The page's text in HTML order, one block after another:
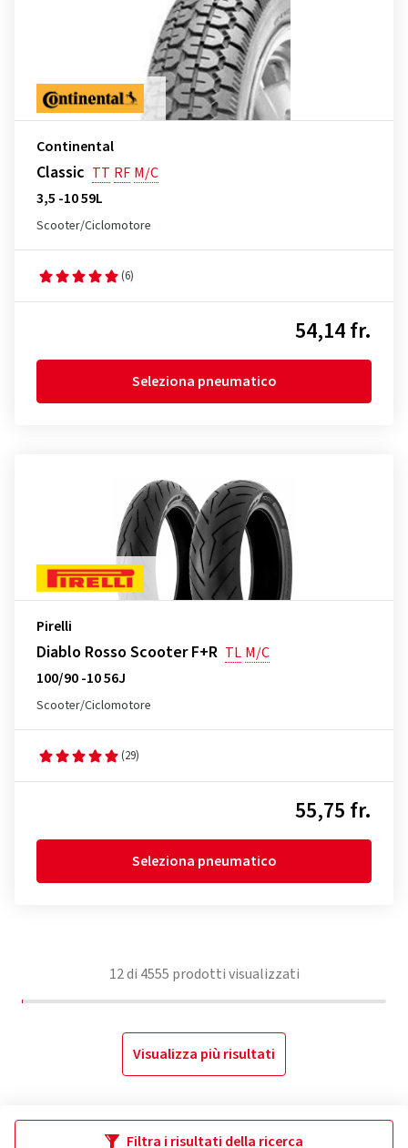
Continental
Classic TT RF M/C
3,5 -10 59L
Scooter/Ciclomotore
(6)
54,14 fr.
Seleziona pneumatico
Pirelli
Diablo Rosso Scooter F+R TL M/C
100/90 -10 56J
Scooter/Ciclomotore
(29)
55,75 fr.
Seleziona pneumatico
12di 4555 prodotti visualizzati
Visualizza più risultati
Filtra i risultati della ricerca